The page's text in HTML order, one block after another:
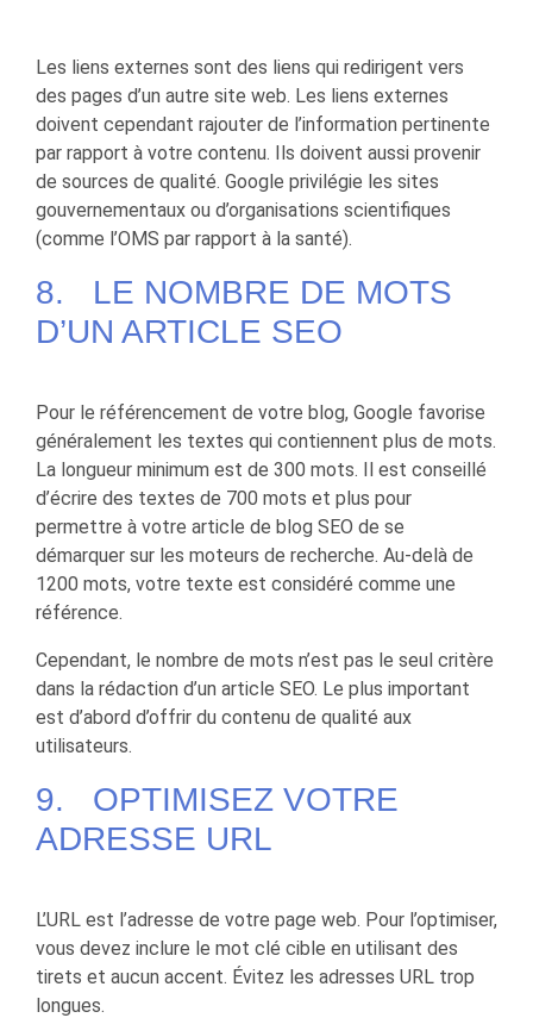
Les liens externes sont des liens qui redirigent vers
des pages d’un autre site web. Les liens externes
doivent cependant rajouter de l’information pertinente
par rapport à votre contenu. Ils doivent aussi provenir
de sources de qualité. Google privilégie les sites
gouvernementaux ou d’organisations scientifiques
(comme l’OMS par rapport à la santé).
8. LE NOMBRE DE MOTS
D’UN ARTICLE SEO
Pour le référencement de votre blog, Google favorise
généralement les textes qui contiennent plus de mots.
La longueur minimum est de 300 mots. Il est conseillé
d’écrire des textes de 700 mots et plus pour
permettre à votre article de blog SEO de se
démarquer sur les moteurs de recherche. Au-delà de
1200 mots, votre texte est considéré comme une
référence.
Cependant, le nombre de mots n’est pas le seul critère
dans la rédaction d’un article SEO. Le plus important
est d’abord d’offrir du contenu de qualité aux
utilisateurs.
9. OPTIMISEZ VOTRE
ADRESSE URL
L’URL est l’adresse de votre page web. Pour l’optimiser,
vous devez inclure le mot clé cible en utilisant des
tirets et aucun accent. Évitez les adresses URL trop
longues.